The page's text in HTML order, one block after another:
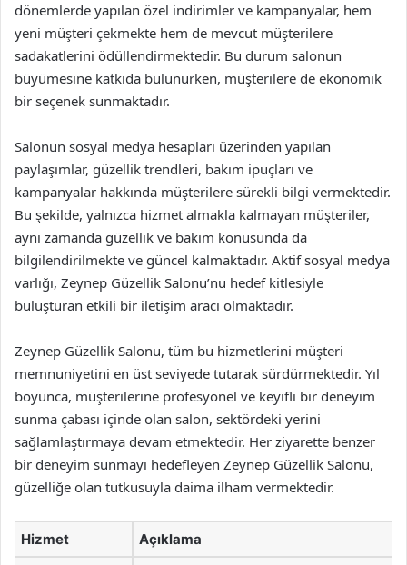
dönemlerde yapılan özel indirimler ve kampanyalar, hem
yeni müşteri çekmekte hem de mevcut müşterilere
sadakatlerini ödüllendirmektedir. Bu durum salonun
büyümesine katkıda bulunurken, müşterilere de ekonomik
bir seçenek sunmaktadır.
Salonun sosyal medya hesapları üzerinden yapılan
paylaşımlar, güzellik trendleri, bakım ipuçları ve
kampanyalar hakkında müşterilere sürekli bilgi vermektedir.
Bu şekilde, yalnızca hizmet almakla kalmayan müşteriler,
aynı zamanda güzellik ve bakım konusunda da
bilgilendirilmekte ve güncel kalmaktadır. Aktif sosyal medya
varlığı, Zeynep Güzellik Salonu’nu hedef kitlesiyle
buluşturan etkili bir iletişim aracı olmaktadır.
Zeynep Güzellik Salonu, tüm bu hizmetlerini müşteri
memnuniyetini en üst seviyede tutarak sürdürmektedir. Yıl
boyunca, müşterilerine profesyonel ve keyifli bir deneyim
sunma çabası içinde olan salon, sektördeki yerini
sağlamlaştırmaya devam etmektedir. Her ziyarette benzer
bir deneyim sunmayı hedefleyen Zeynep Güzellik Salonu,
güzelliğe olan tutkusuyla daima ilham vermektedir.
Hizmet Açıklama